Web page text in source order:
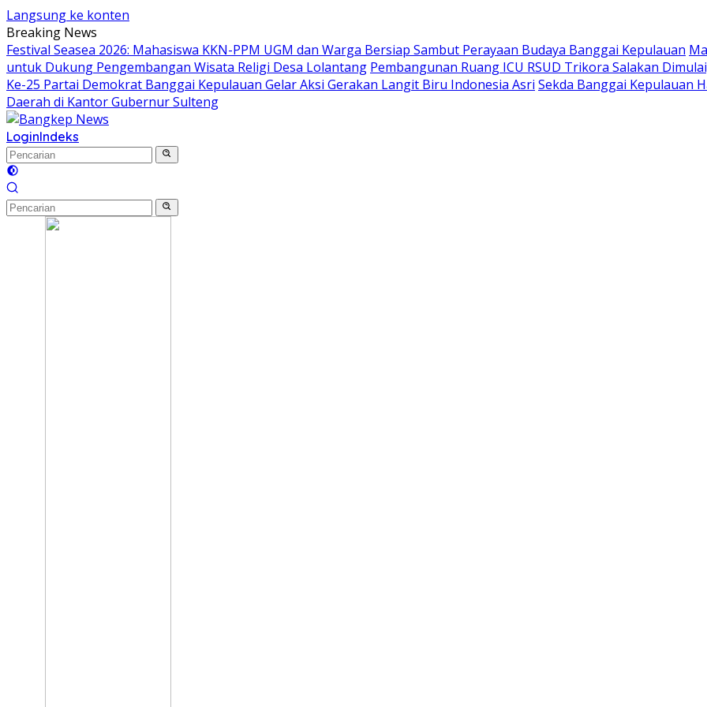
Langsung ke konten
Breaking News
Festival Seasea 2026: Mahasiswa KKN-PPM UGM dan Warga Bersiap Sambut Perayaan Budaya Banggai Kepulauan
untuk Dukung Pengembangan Wisata Religi Desa Lolantang Pembangunan Ruang ICU RSUD Trikora Salakan
Ke-25 Partai Demokrat Banggai Kepulauan Gelar Aksi Gerakan Langit Biru Indonesia Asri Sekda Banggai Kepulauan
Daerah di Kantor Gubernur Sulteng
LoginIndeks